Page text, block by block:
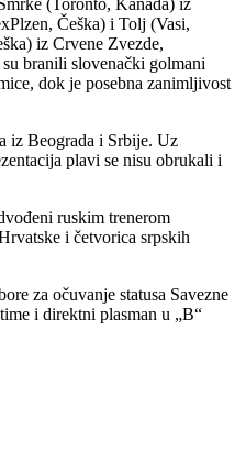
Češka) i Tolj (Vasi,
iz Crvene Zvezde,
branili slovenački golmani
dok je posebna zanimljivost
iz Beograda i Srbije. Uz
plavi se nisu obrukali i
ruskim trenerom
i četvorica srpskih
za očuvanje statusa Savezne
i direktni plasman u „B“